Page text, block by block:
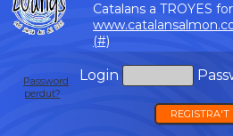
Catalans a TROYES
(#)
Login
Password
perdut?
REGISTRA'T